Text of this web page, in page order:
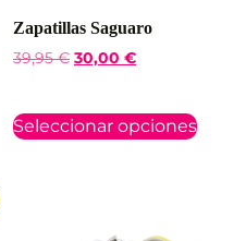
Zapatillas Saguaro
39,95€ 30,00 €
Seleccionar opciones